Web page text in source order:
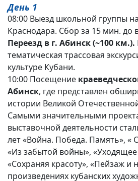
День 1
08:00 Выезд школьной группы на
Краснодара. Сбор за 15 мин. до
Переезд в г. Абинск (~100 км.).
тематическая трассовая
культуре Кубани.
10:00 Посещение
Абинск, где представлен
истории Великой
Самыми значительными
выставочной деятельности
лет «Война. Победа. Память»,
«Из забытой войны»,
«Сохраняя красоту», «Пейзаж и
произведениях кубанских